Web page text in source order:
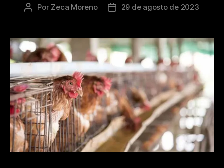
Por Zeca Moreno 29 de agosto de 2023